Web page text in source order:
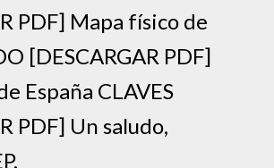
PDF] Mapa físico de
[DESCARGAR PDF]
España CLAVES
PDF] Un saludo,